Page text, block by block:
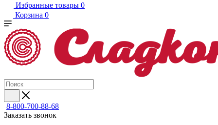
Избранные товары 0
Корзина 0
8-800-700-88-68
Заказать звонок